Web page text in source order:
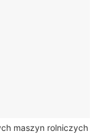
maszyn rolniczych